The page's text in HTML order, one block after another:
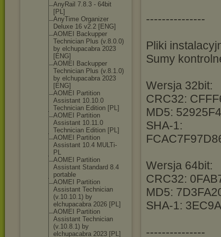
AnyRail 7.8.3 - 64bit
[PL]
AnyTime Organizer
Deluxe 16 v2.2 [ENG]
AOMEI Backupper
Technician Plus (v.8.0.0)
by elchupacabra 2023
[ENG]
AOMEI Backupper
Technician Plus (v.8.1.0)
by elchupacabra 2023
[ENG]
AOMEI Partition
Assistant 10.10.0
Technician Edition [PL]
AOMEI Partition
Assistant 10.11.0
Technician Edition [PL]
AOMEI Partition
Assistant 10.4 MULTi-
PL
AOMEI Partition
Assistant Standard 8.4
portable
AOMEI Partition
Assistant Technician
(v.10.10.1) by
elchupacabra 2026 [PL]
AOMEI Partition
Assistant Technician
(v.10.8.1) by
elchupacabra 2023 [PL]
---------------
Pliki
Sumy
Wersja 32bit:
CRC32:
MD5:
SHA-1:
Wersja 64bit:
CRC32:
MD5:
SHA-1:
---------------